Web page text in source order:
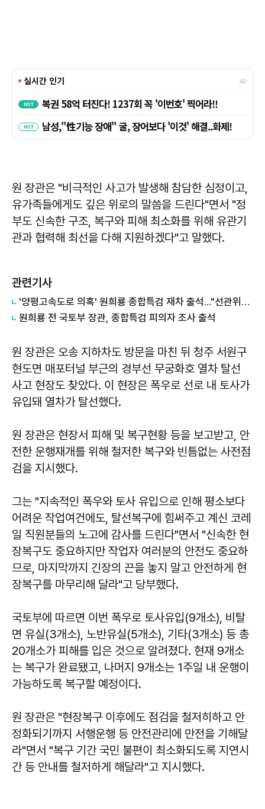
원 장관은 "비극적인 사고가 발생해 참담한 심정이고,
유가족들에게도 깊은 위로의 말씀을 드린다"면서 "정
부도 신속한 구조, 복구와 피해 최소화를 위해 유관기
관과 협력해 최선을 다해 지원하겠다"고 말했다.
관련기사
'양평고속도로 의혹' 원희룡 종합특검 재차 출석..."선관위나 특검 다를 바 없어"
원희룡 전 국토부 장관, 종합특검 피의자 조사 출석
원 장관은 오송 지하차도 방문을 마친 뒤 청주 서원구
현도면 매포터널 부근의 경부선 무궁화호 열차 탈선
사고 현장도 찾았다. 이 현장은 폭우로 선로 내 토사가
유입돼 열차가 탈선했다.
원 장관은 현장서 피해 및 복구현황 등을 보고받고, 안
전한 운행재개를 위해 철저한 복구와 빈틈없는 사전점
검을 지시했다.
그는 "지속적인 폭우와 토사 유입으로 인해 평소보다
어려운 작업여건에도, 탈선복구에 힘써주고 계신 코레
일 직원분들의 노고에 감사를 드린다"면서 "신속한 현
장복구도 중요하지만 작업자 여러분의 안전도 중요하
므로, 마지막까지 긴장의 끈을 놓지 말고 안전하게 현
장복구를 마무리해 달라"고 당부했다.
국토부에 따르면 이번 폭우로 토사유입(9개소), 비탈
면 유실(3개소), 노반유실(5개소), 기타(3개소) 등 총
20개소가 피해를 입은 것으로 알려졌다. 현재 9개소
는 복구가 완료됐고, 나머지 9개소는 1주일 내 운행이
가능하도록 복구할 예정이다.
원 장관은 "현장복구 이후에도 점검을 철저히하고 안
정화되기까지 서행운행 등 안전관리에 만전을 기해달
라"면서 "복구 기간 국민 불편이 최소화되도록 지연시
간 등 안내를 철저하게 해달라"고 지시했다.